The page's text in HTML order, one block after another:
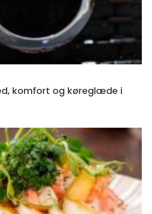
komfort og køreglæde i